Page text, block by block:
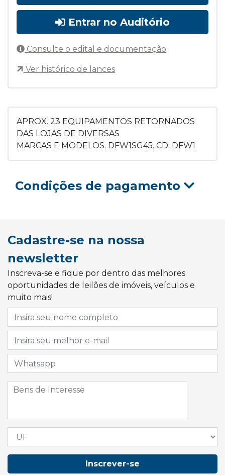
APROX. 23 EQUIPAMENTOS RETORNADOS
DAS LOJAS DE DIVERSAS
MARCAS E MODELOS. DFW1SG45. CD. DFW1
Entrar no Auditório
Consulte o edital e documentação
Ver histórico de lances
Condições de pagamento
Cadastre-se na nossa
newsletter
Inscreva-se e fique por dentro das melhores
oportunidades de leilões de imóveis, veículos e
muito mais!
Inscrever-se